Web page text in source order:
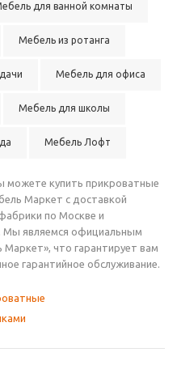
для ванной комнаты
Мебель из ротанга
Мебель для офиса
Мебель для школы
Мебель Лофт
можете купить прикроватные
Маркет с доставкой
по Москве и
Мы являемся официальным
что гарантирует вам
гарантийное обслуживание.